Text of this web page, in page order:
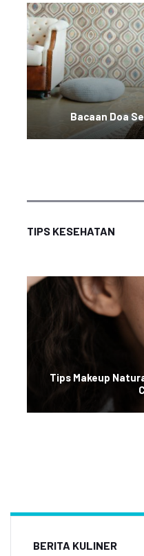
Bacaan Doa
TIPS KESEHATAN
Tips Makeup
BERITA KULINER